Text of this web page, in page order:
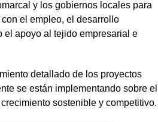
y los gobiernos locales para
el empleo, el desarrollo
el apoyo al tejido empresarial e
detallado de los proyectos
se están implementando sobre el
sostenible y competitivo.